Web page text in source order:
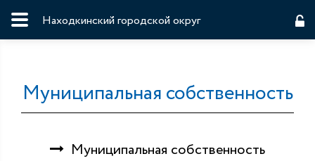
Находкинский городской округ
Муниципальная собственность
Муниципальная собственность